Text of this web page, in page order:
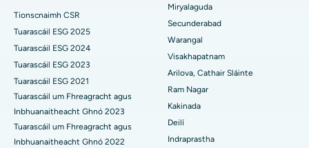
An tOspidéal is Fearr i Suryaraopeta Main Road, Kakinada
An tOspidéal is Fearr i gCanáil Chiorclach Bhóthar, Kolkata
An tOspidéal is Fearr i CBD Belapur, Navi Mumbai
An tOspidéal is Fearr i Panchavati, Nashik
An tOspidéal is Fearr i Secunderabad, Hyderabad
Bithóipse Duán
Parathyroidectomy
Máinliacht Cytoreductive
Athsholáthar Glún Iomlán Ceirmeach
ERCP
Tionscnaimh CSR
Tuarascáil ESG 2025
Tuarascáil ESG 2024
Tuarascáil ESG 2023
Tuarascáil ESG 2021
Tuarascáil um Fhreagracht agus
Inbhuanaitheacht Ghnó 2023
Tuarascáil um Fhreagracht agus
Inbhuanaitheacht Ghnó 2022
Miryalaguda
Secunderabad
Warangal
Visakhapatnam
Arilova, Cathair Sláinte
Ram Nagar
Kakinada
Deilí
Indraprastha